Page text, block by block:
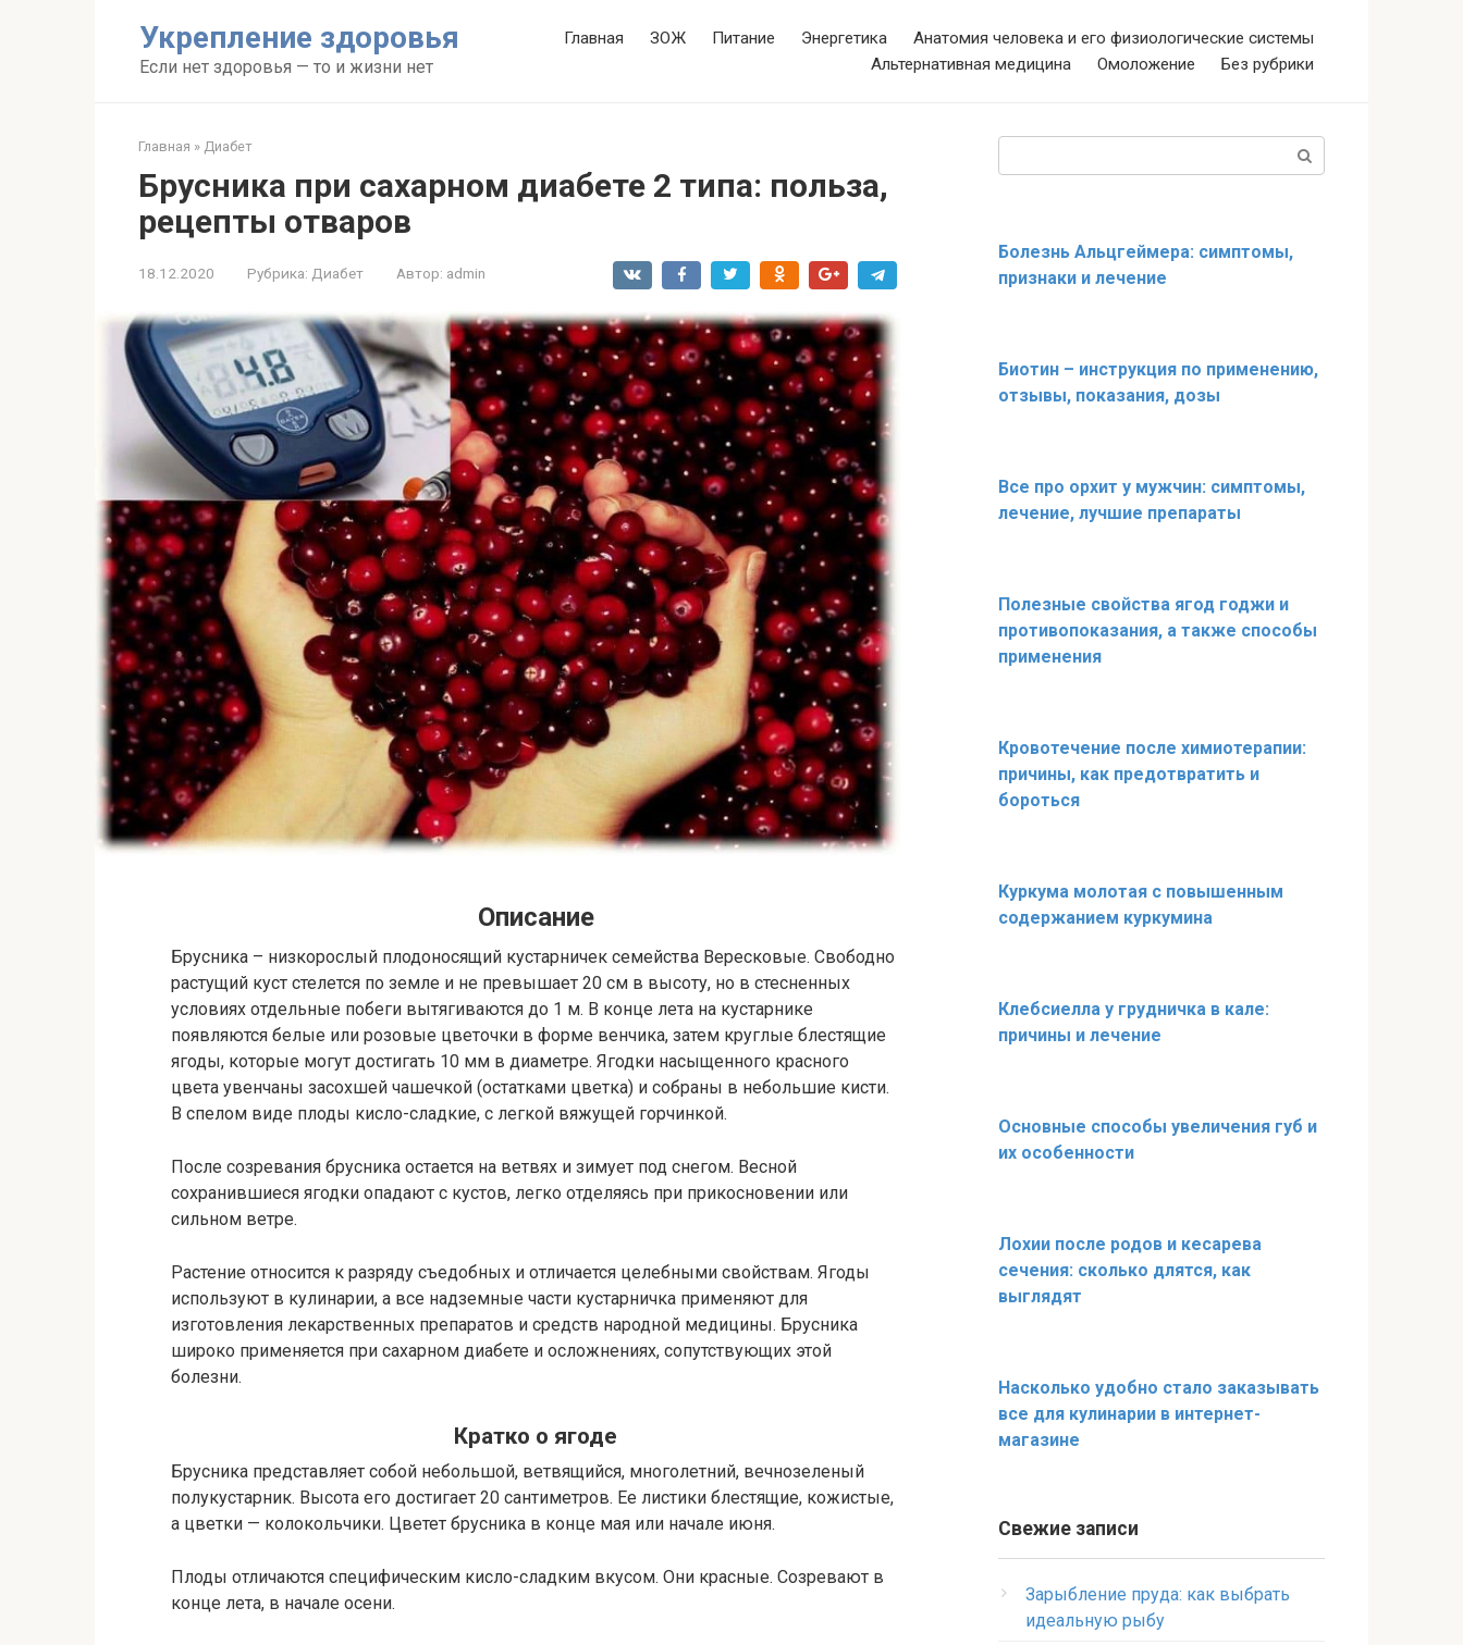
Укрепление здоровья
Если нет здоровья — то и жизни нет
Главная ЗОЖ Питание Энергетика
Анатомия человека и его физиологические системы
Альтернативная медицина
Омоложение Без рубрики
Главная » Диабет
Брусника при сахарном диабете 2 типа: польза,
рецепты отваров
18.12.2020 Рубрика: Диабет Автор: admin
Описание
Брусника – низкорослый плодоносящий кустарничек семейства Вересковые. Свободно
растущий куст стелется по земле и не превышает 20 см в высоту, но в стесненных
условиях отдельные побеги вытягиваются до 1 м. В конце лета на кустарнике
появляются белые или розовые цветочки в форме венчика, затем круглые блестящие
ягоды, которые могут достигать 10 мм в диаметре. Ягодки насыщенного красного
цвета увенчаны засохшей чашечкой (остатками цветка) и собраны в небольшие кисти.
В спелом виде плоды кисло-сладкие, с легкой вяжущей горчинкой.
После созревания брусника остается на ветвях и зимует под снегом. Весной
сохранившиеся ягодки опадают с кустов, легко отделяясь при прикосновении или
сильном ветре.
Растение относится к разряду съедобных и отличается целебными свойствам. Ягоды
используют в кулинарии, а все надземные части кустарничка применяют для
изготовления лекарственных препаратов и средств народной медицины. Брусника
широко применяется при сахарном диабете и осложнениях, сопутствующих этой
болезни.
Кратко о ягоде
Брусника представляет собой небольшой, ветвящийся, многолетний, вечнозеленый
полукустарник. Высота его достигает 20 сантиметров. Ее листики блестящие, кожистые,
а цветки — колокольчики. Цветет брусника в конце мая или начале июня.
Плоды отличаются специфическим кисло-сладким вкусом. Они красные. Созревают в
конце лета, в начале осени.
Болезнь Альцгеймера: симптомы,
признаки и лечение
Биотин – инструкция по применению,
отзывы, показания, дозы
Все про орхит у мужчин: симптомы,
лечение, лучшие препараты
Полезные свойства ягод годжи и
противопоказания, а также способы
применения
Кровотечение после химиотерапии:
причины, как предотвратить и
бороться
Куркума молотая с повышенным
содержанием куркумина
Клебсиелла у грудничка в кале:
причины и лечение
Основные способы увеличения губ и
их особенности
Лохии после родов и кесарева
сечения: сколько длятся, как
выглядят
Насколько удобно стало заказывать
все для кулинарии в интернет-
магазине
Свежие записи
Зарыбление пруда: как выбрать
идеальную рыбу